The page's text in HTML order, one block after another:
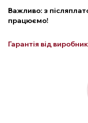
Важливо: з
працюємо!
Гарантія від